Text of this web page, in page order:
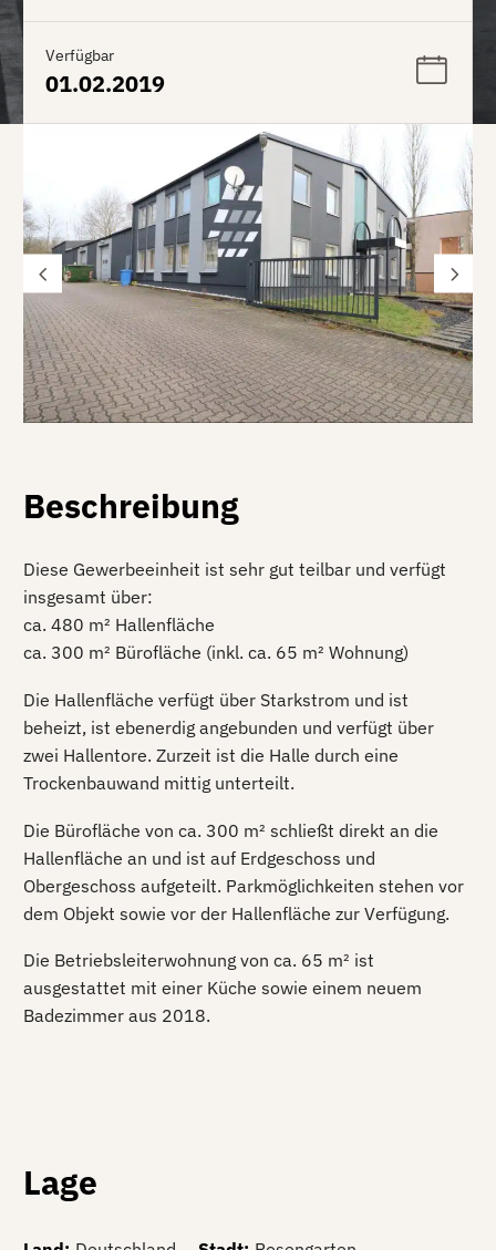
Verfügbar
01.02.2019
Beschreibung
Diese Gewerbeeinheit ist sehr gut teilbar und verfügt
insgesamt über:
ca. 480 m² Hallenfläche
ca. 300 m² Bürofläche (inkl. ca. 65 m² Wohnung)
Die Hallenfläche verfügt über Starkstrom und ist
beheizt, ist ebenerdig angebunden und verfügt über
zwei Hallentore. Zurzeit ist die Halle durch eine
Trockenbauwand mittig unterteilt.
Die Bürofläche von ca. 300 m² schließt direkt an die
Hallenfläche an und ist auf Erdgeschoss und
Obergeschoss aufgeteilt. Parkmöglichkeiten stehen vor
dem Objekt sowie vor der Hallenfläche zur Verfügung.
Die Betriebsleiterwohnung von ca. 65 m² ist
ausgestattet mit einer Küche sowie einem neuem
Badezimmer aus 2018.
Lage